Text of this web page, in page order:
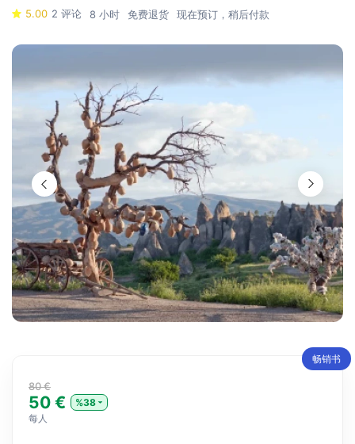
5.00 2 评论 8 小时 免费退货 现在预订，稍后付款
畅销书
80 €
50 €
%38
每人